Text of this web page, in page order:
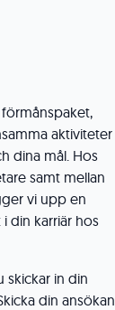
aktiviteter
dina mål. Hos
samt mellan
vi upp en
din karriär hos
skickar in din
din ansökan